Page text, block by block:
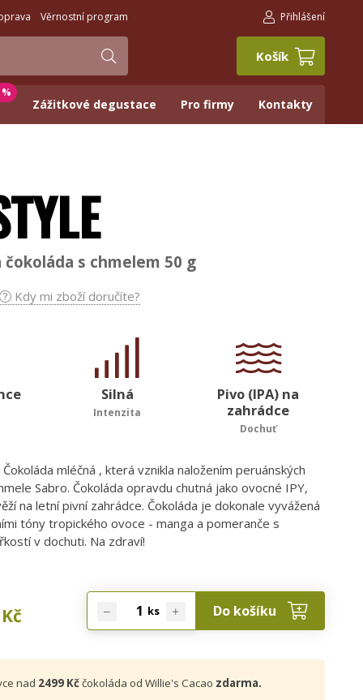
Věrnostní program Přihlášení
Košík
Zážitkové degustace Pro firmy Kontakty
čokoláda s chmelem 50 g
Kdy mi zboží doručíte?
Silná
Intenzita
Pivo (IPA) na
zahrádce
Dochuť
mléčná , která vznikla naložením peruánských
Sabro. Čokoláda opravdu chutná jako ovocné IPY,
na letní pivní zahrádce. Čokoláda je dokonale vyvážená
tóny tropického ovoce - manga a pomeranče s
v dochuti. Na zdraví!
Kč ks Do košíku
nad 2499 Kččokoláda od Willie's Cacao zdarma.